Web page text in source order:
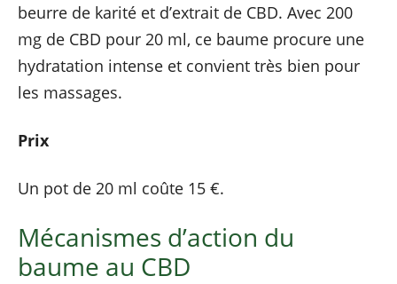
beurre de karité et d’extrait de CBD. Avec 200
mg de CBD pour 20 ml, ce baume procure une
hydratation intense et convient très bien pour
les massages.
Prix
Un pot de 20 ml coûte 15 €.
Mécanismes d’action du
baume au CBD